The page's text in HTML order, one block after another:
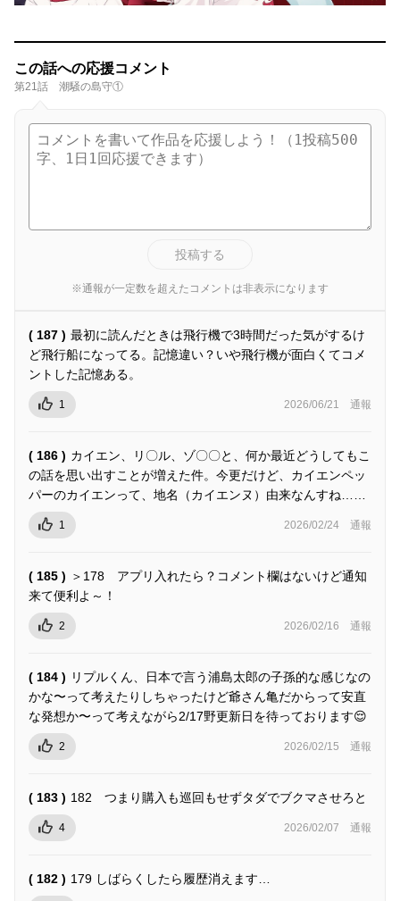
この話への応援コメント
第21話 潮騒の島守①
投稿する
※通報が一定数を超えたコメントは非表示になります
( 187 ) 最初に読んだときは飛行機で3時間だった気がするけ
ど飛行船になってる。記憶違い？いや飛行機が面白くてコメ
ントした記憶ある。
1 2026/06/21 通報
( 186 ) カイエン、リ〇ル、ゾ〇〇と、何か最近どうしてもこ
の話を思い出すことが増えた件。今更だけど、カイエンペッ
パーのカイエンって、地名（カイエンヌ）由来なんすね……
1 2026/02/24 通報
( 185 ) ＞178 アプリ入れたら？コメント欄はないけど通知
来て便利よ～！
2 2026/02/16 通報
( 184 ) リプルくん、日本で言う浦島太郎の子孫的な感じなの
かな〜って考えたりしちゃったけど爺さん亀だからって安直
な発想か〜って考えながら2/17野更新日を待っております😌
2 2026/02/15 通報
( 183 ) 182 つまり購入も巡回もせずタダでブクマさせろと
4 2026/02/07 通報
( 182 ) 179 しばらくしたら履歴消えます…